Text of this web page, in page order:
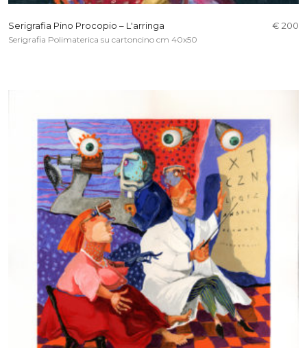
Serigrafia Pino Procopio – L'arringa € 200
Serigrafia Polimaterica su cartoncino cm 40x50